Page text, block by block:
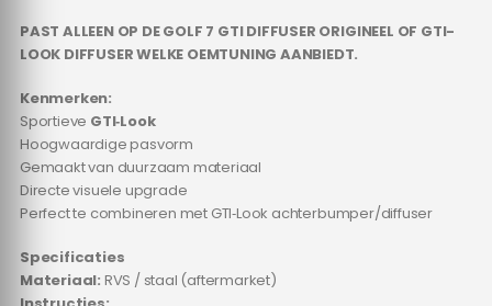
PAST ALLEEN OP DE GOLF 7 GTI DIFFUSER ORIGINEEL OF GTI-
LOOK DIFFUSER WELKE OEMTUNING AANBIEDT.
Kenmerken:
Sportieve GTI‑Look
Hoogwaardige pasvorm
Gemaakt van duurzaam materiaal
Directe visuele upgrade
Perfect te combineren met GTI‑Look achterbumper/diffuser
Specificaties
Materiaal: RVS / staal (aftermarket)